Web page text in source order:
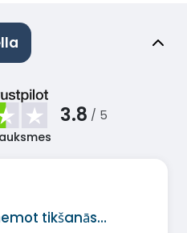
3.8 / 5
tikšanās…